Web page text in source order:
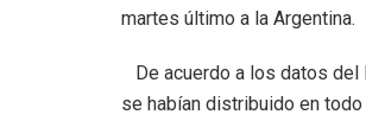
martes último a la Argentina.
De acuerdo a los datos del
se habían distribuido en